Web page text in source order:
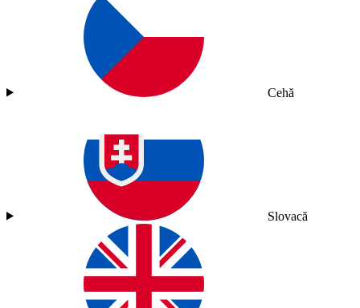
Cehă
Slovacă